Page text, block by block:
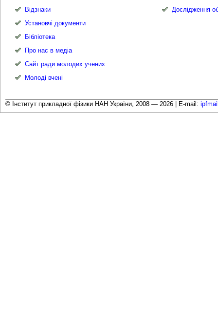
Відзнаки
Установчі документи
Бібліотека
Про нас в медіа
Сайт ради молодих учених
Молоді вчені
Дослідження
© Інститут прикладної фізики НАН України, 2008 — 2026 | E-mail: